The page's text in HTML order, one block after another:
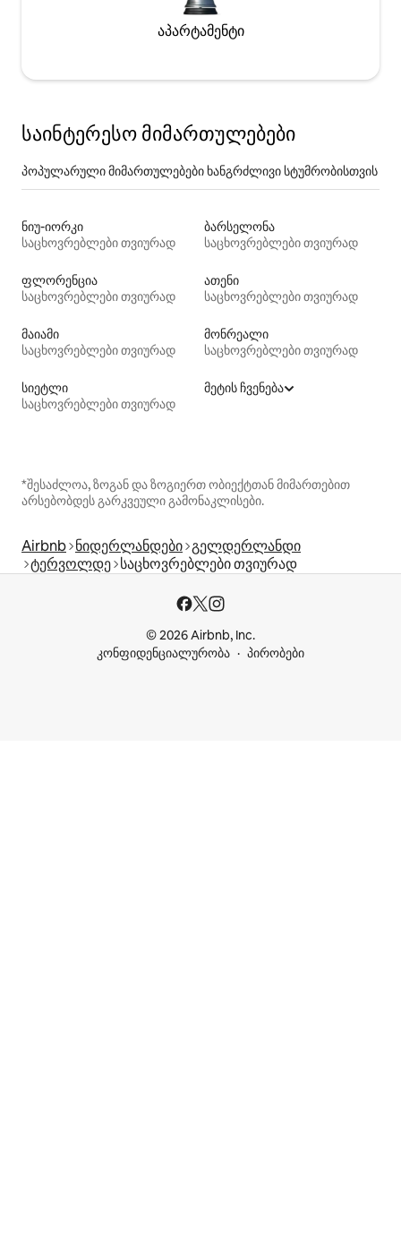
აპარტამენტი
საინტერესო მიმართულებები
პოპულარული მიმართულებები ხანგრძლივი სტუმრობისთვის
ნიუ-იორკი
საცხოვრებლები თვიურად
ბარსელონა
საცხოვრებლები თვიურად
ფლორენცია
საცხოვრებლები თვიურად
ათენი
საცხოვრებლები თვიურად
მაიამი
საცხოვრებლები თვიურად
მონრეალი
საცხოვრებლები თვიურად
სიეტლი
საცხოვრებლები თვიურად
მეტის ჩვენება
*შესაძლოა, ზოგან და ზოგიერთ ობიექტთან მიმართებით
არსებობდეს გარკვეული გამონაკლისები.
Airbnb ნიდერლანდები გელდერლანდი
ტერვოლდე საცხოვრებლები თვიურად
© 2026 Airbnb, Inc.
კონფიდენციალურობა
პირობები